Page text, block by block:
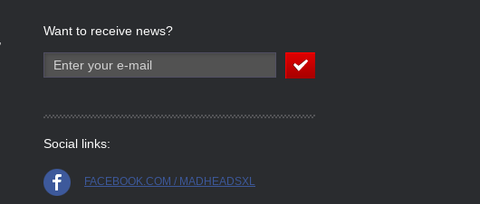
Want to receive news?
Social links:
FACEBOOK.COM / MADHEADSXL